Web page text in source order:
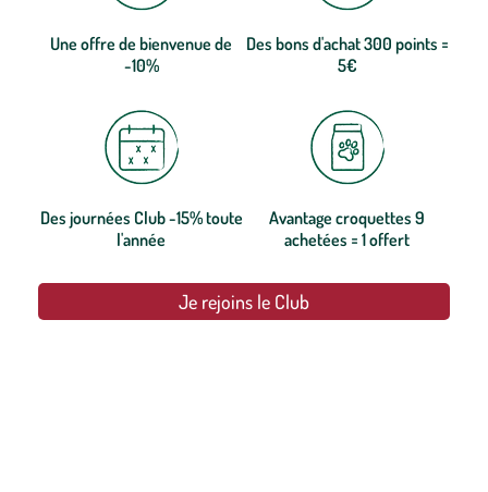
Une offre de bienvenue de
-10%
Des bons d'achat 300 points =
5€
Des journées Club -15% toute
l'année
Avantage croquettes 9
achetées = 1 offert
Je rejoins le Club